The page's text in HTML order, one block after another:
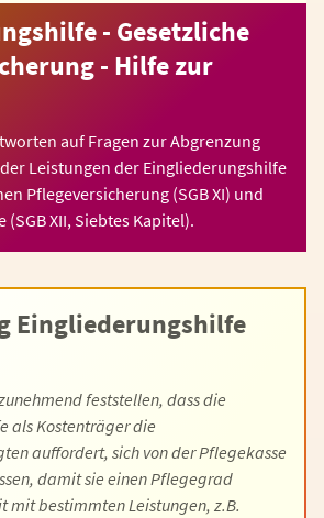
- Gesetzliche
- Hilfe zur
auf Fragen zur Abgrenzung
Leistungen der Eingliederungshilfe
Pflegeversicherung (SGB XI) und
(SGB XII, Siebtes Kapitel).
Eingliederungshilfe
feststellen, dass die
als Kostenträger die
auffordert, sich von der Pflegekasse
damit sie einen Pflegegrad
mit bestimmten Leistungen, z.B.